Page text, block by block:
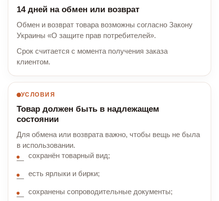
14 дней на обмен или возврат
Обмен и возврат товара возможны согласно Закону
Украины «О защите прав потребителей».
Срок считается с момента получения заказа
клиентом.
УСЛОВИЯ
Товар должен быть в надлежащем
состоянии
Для обмена или возврата важно, чтобы вещь не была
в использовании.
сохранён товарный вид;
есть ярлыки и бирки;
сохранены сопроводительные документы;